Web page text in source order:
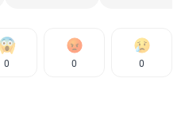
0 0 0